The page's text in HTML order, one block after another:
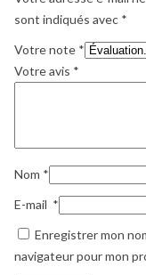
sont indiqués avec *
Votre note *
Votre avis *
Nom *
E-mail *
Enregistrer mon
navigateur pour mon